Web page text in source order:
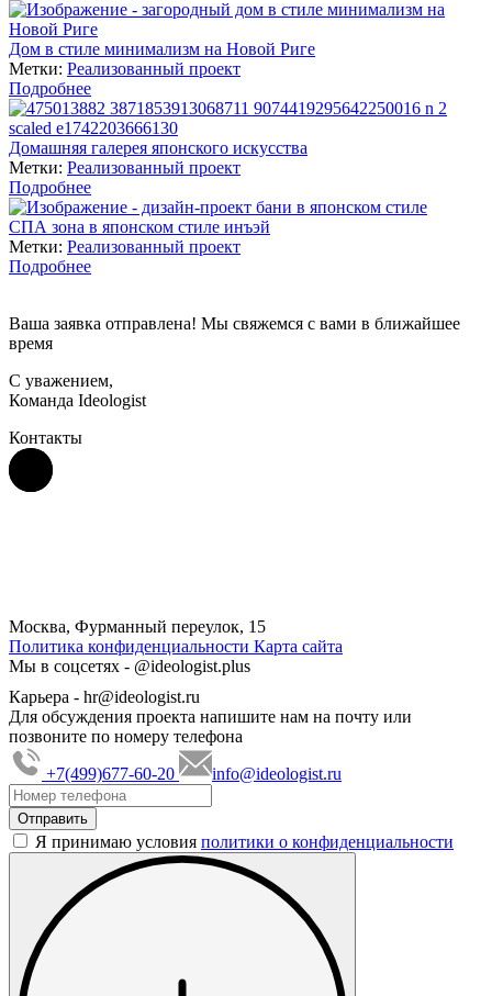
Дом в стиле минимализм на Новой Риге
Метки: Реализованный проект
Подробнее
Домашняя галерея японского искусства
Метки: Реализованный проект
Подробнее
СПА зона в японском стиле инъэй
Метки: Реализованный проект
Подробнее
Ваша заявка отправлена! Мы свяжемся с вами в ближайшее
время
С уважением,
Команда Ideologist
Контакты
Москва, Фурманный переулок, 15
Политика конфиденциальности Карта сайта
Мы в соцсетях - @ideologist.plus
Карьера - hr@ideologist.ru
Для обсуждения проекта напишите нам на почту или
позвоните по номеру телефона
+7(499)677-60-20
info@ideologist.ru
Я принимаю условия политики о конфиденциальности